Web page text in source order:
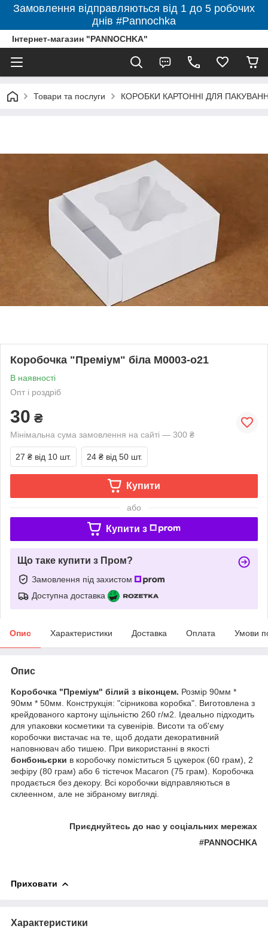
Замовлення відправляються від 1 до 5 робочих
днів #Pannochka
Інтернет-магазин "PANNOCHKA"
Товари та послуги КОРОБКИ КАРТОННІ ДЛЯ ПАКУВАННЯ
Коробочка "Преміум" біла М0003-о21
В наявності
Опт і роздріб
30 ₴
Мінімальна сума замовлення на сайті — 300 ₴
27 ₴ від 10 шт. 24 ₴ від 50 шт.
Купити
або
Купити з
Що таке купити з Пром?
Замовлення під захистом
Доступна доставка
Опис Характеристики Доставка Оплата Умови
Опис
Коробочка "Преміум" білий з віконцем. Розмір 90мм *
90мм * 50мм. Конструкція: "сірникова коробка". Виготовлена з
крейдованого картону щільністю 260 г/м2. Ідеально підходить
для упаковки косметики та сувенірів. Висоти та об'єму
коробочки вистачає на те, щоб додати декоративний
наповнювач або тишею. При використанні в якості
бонбоньєрки в коробочку поміститься 5 цукерок (60 грам), 2
зефіру (80 грам) або 6 тістечок Macaron (75 грам). Коробочка
продається без декору. Всі коробочки відправляються в
склеенном, але не зібраному вигляді.
Приєднуйтесь до нас у соціальних мережах
#PANNOCHKA
Приховати
Характеристики